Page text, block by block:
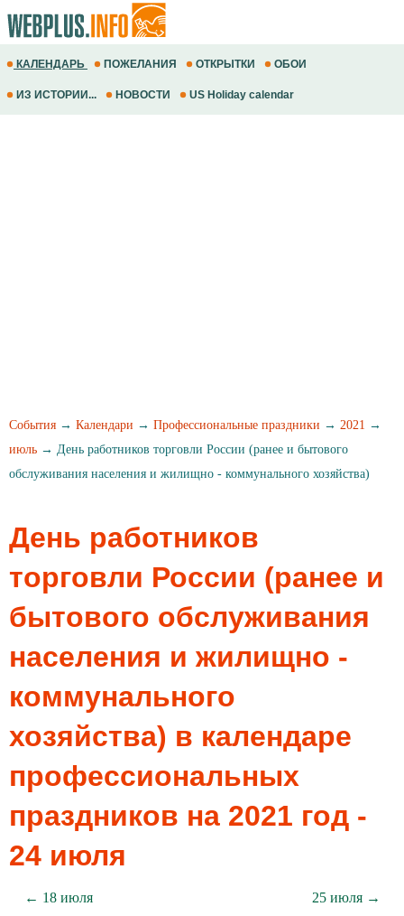
КАЛЕНДАРЬ ПОЖЕЛАНИЯ ОТКРЫТКИ ОБОИ
ИЗ ИСТОРИИ... НОВОСТИ US Holiday calendar
События → Календари → Профессиональные праздники → 2021 →
июль → День работников торговли России (ранее и бытового
обслуживания населения и жилищно - коммунального хозяйства)
День работников
торговли России (ранее и
бытового обслуживания
населения и жилищно -
коммунального
хозяйства) в календаре
профессиональных
праздников на 2021 год -
24 июля
← 18 июля 25 июля →